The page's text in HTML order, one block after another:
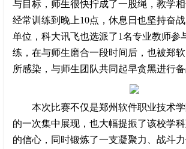
与目标，师生很快拧成了一股绳，教学相
经常训练到晚上10点，休息日也坚持奋
单位，科大讯飞也选派了1名专业教师参
练，在与师生磨合一段时间后，也被郑
所感染，与师生团队共同起早贪黑进行备
本次比赛不仅是郑州软件职业技术
的一次集中展现，也大幅提振了该校学
的信心，同时锻炼了一支凝聚力、战斗